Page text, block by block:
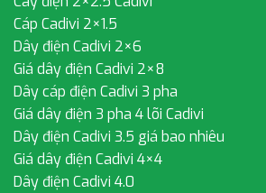
Cáp Cadivi 2×1.5
Dây điện Cadivi 2×6
Giá dây điện Cadivi 2×8
Dây cáp điện Cadivi 3 pha
Giá dây điện 3 pha 4 lõi Cadivi
Dây điện Cadivi 3.5 giá bao nhiêu
Giá dây điện Cadivi 4×4
Dây điện Cadivi 4.0